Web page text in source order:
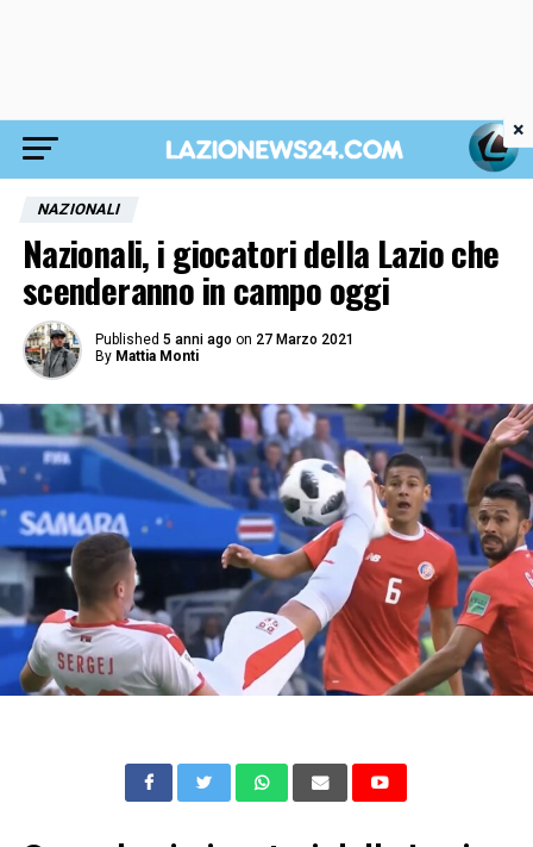
NAZIONALI
Nazionali, i giocatori della Lazio che
scenderanno in campo oggi
Published 5 anni ago on 27 Marzo 2021
By Mattia Monti
×